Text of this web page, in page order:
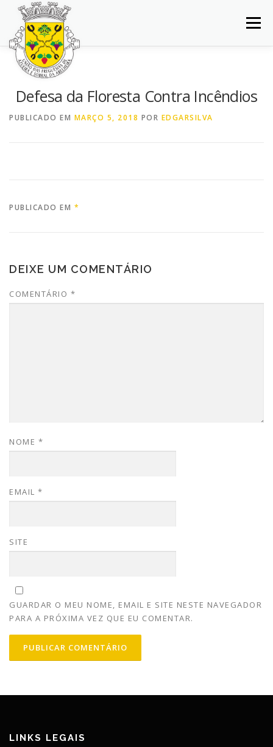
Saltar
conteúdo
Menu
INÍCIO JUNTA DE FREGUESIA
BALCÃO VIRTUAL NOTÍCIAS MAPA
Defesa da Floresta Contra Incêndios
PUBLICADO EM MARÇO 5, 2018 POR EDGARSILVA
PUBLICADO EM *
DEIXE UM COMENTÁRIO
COMENTÁRIO *
NOME *
EMAIL *
SITE
GUARDAR O MEU NOME, EMAIL E SITE NESTE NAVEGADOR
PARA A PRÓXIMA VEZ QUE EU COMENTAR.
LINKS LEGAIS